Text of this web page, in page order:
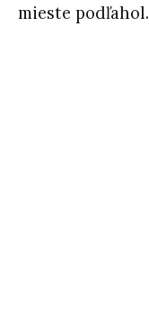
mieste podľahol.